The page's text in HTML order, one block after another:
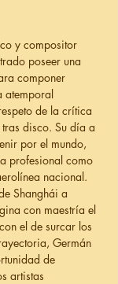
y compositor
poseer una
componer
atemporal
de la crítica
disco. Su día a
por el mundo,
profesional como
nacional.
Shanghái a
con maestría el
el de surcar los
Germán
de
artistas